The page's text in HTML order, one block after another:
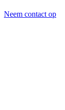
Neem contact op